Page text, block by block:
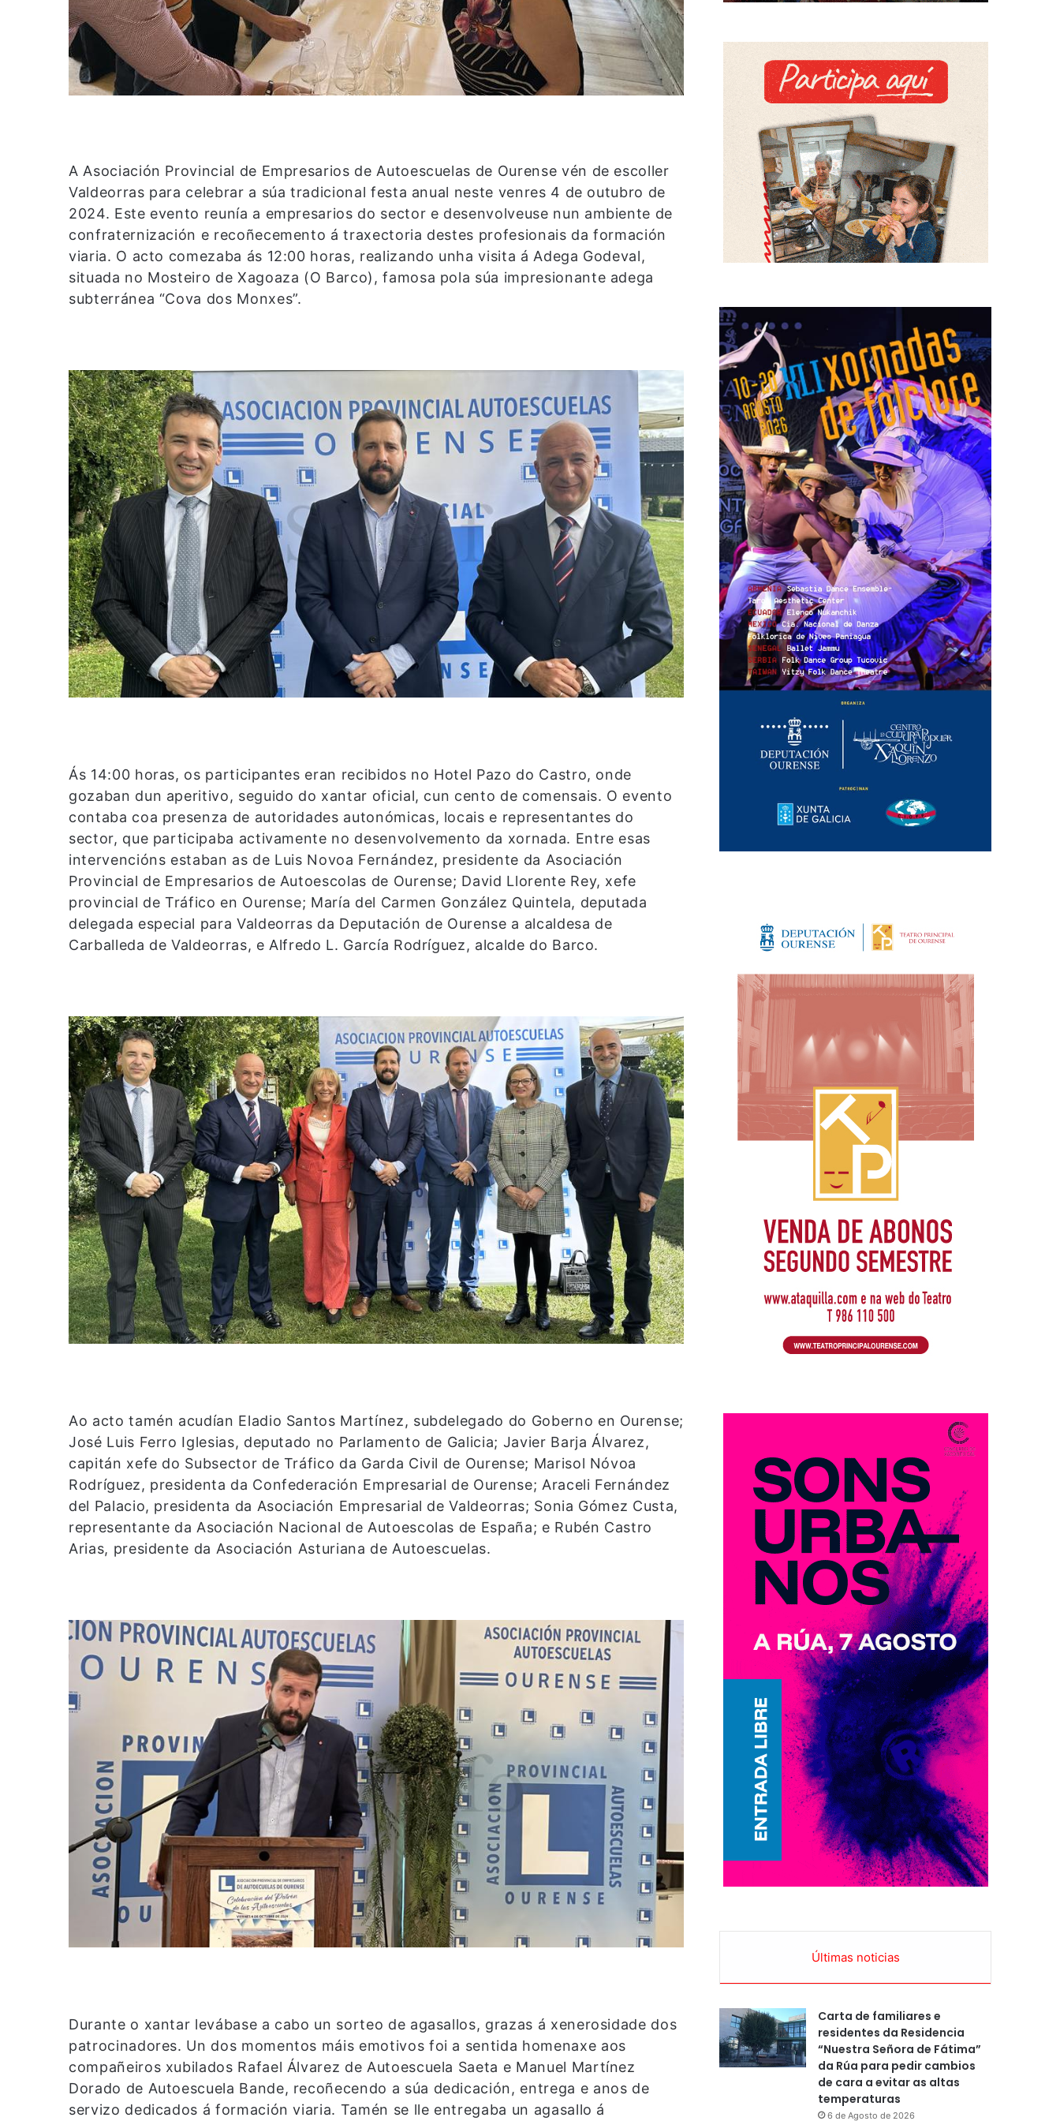
A Asociación Provincial de Empresarios de Autoescuelas de Ourense vén de escoller
Valdeorras para celebrar a súa tradicional festa anual neste venres 4 de outubro de
2024. Este evento reunía a empresarios do sector e desenvolveuse nun ambiente de
confraternización e recoñecemento á traxectoria destes profesionais da formación
viaria. O acto comezaba ás 12:00 horas, realizando unha visita á Adega Godeval,
situada no Mosteiro de Xagoaza (O Barco), famosa pola súa impresionante adega
subterránea “Cova dos Monxes”.
Ás 14:00 horas, os participantes eran recibidos no Hotel Pazo do Castro, onde
gozaban dun aperitivo, seguido do xantar oficial, cun cento de comensais. O evento
contaba coa presenza de autoridades autonómicas, locais e representantes do
sector, que participaba activamente no desenvolvemento da xornada. Entre esas
intervencións estaban as de Luis Novoa Fernández, presidente da Asociación
Provincial de Empresarios de Autoescolas de Ourense; David Llorente Rey, xefe
provincial de Tráfico en Ourense; María del Carmen González Quintela, deputada
delegada especial para Valdeorras da Deputación de Ourense a alcaldesa de
Carballeda de Valdeorras, e Alfredo L. García Rodríguez, alcalde do Barco.
Ao acto tamén acudían Eladio Santos Martínez, subdelegado do Goberno en Ourense;
José Luis Ferro Iglesias, deputado no Parlamento de Galicia; Javier Barja Álvarez,
capitán xefe do Subsector de Tráfico da Garda Civil de Ourense; Marisol Nóvoa
Rodríguez, presidenta da Confederación Empresarial de Ourense; Araceli Fernández
del Palacio, presidenta da Asociación Empresarial de Valdeorras; Sonia Gómez Custa,
representante da Asociación Nacional de Autoescolas de España; e Rubén Castro
Arias, presidente da Asociación Asturiana de Autoescuelas.
Durante o xantar levábase a cabo un sorteo de agasallos, grazas á xenerosidade dos
patrocinadores. Un dos momentos máis emotivos foi a sentida homenaxe aos
compañeiros xubilados Rafael Álvarez de Autoescuela Saeta e Manuel Martínez
Dorado de Autoescuela Bande, recoñecendo a súa dedicación, entrega e anos de
servizo dedicados á formación viaria. Tamén se lle entregaba un agasallo á
Últimas noticias
Carta de familiares e
residentes da Residencia
“Nuestra Señora de Fátima”
da Rúa para pedir cambios
de cara a evitar as altas
temperaturas
6 de Agosto de 2026